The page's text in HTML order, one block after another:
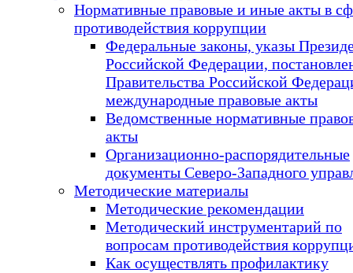
Нормативные правовые и иные акты в
противодействия коррупции
Федеральные законы, указы
Российской Федерации,
Правительства Российской
международные правовые акты
Ведомственные нормативные
акты
Организационно-распорядительные
документы Северо-Западного
Методические материалы
Методические рекомендации
Методический инструментарий по
вопросам противодействия
Как осуществлять профилактику